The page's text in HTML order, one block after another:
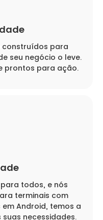
construídos para
seu negócio o leve.
prontos para ação.
todos, e nós
terminais com
Android, temos a
necessidades.